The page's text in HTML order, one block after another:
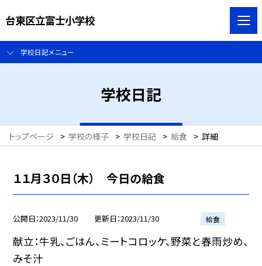
台東区立富士小学校
学校日記メニュー
学校日記
トップページ > 学校の様子 > 学校日記 > 給食 > 詳細
１１月３０日（木） 今日の給食
公開日 2023/11/30 更新日 2023/11/30 給食
献立：牛乳、ごはん、ミートコロッケ、野菜と春雨炒め、
みそ汁